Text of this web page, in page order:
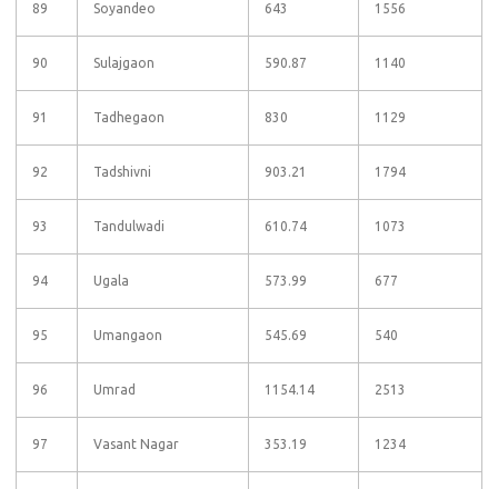
89 Soyandeo 643 1556
90 Sulajgaon 590.87 1140
91 Tadhegaon 830 1129
92 Tadshivni 903.21 1794
93 Tandulwadi 610.74 1073
94 Ugala 573.99 677
95 Umangaon 545.69 540
96 Umrad 1154.14 2513
97 Vasant Nagar 353.19 1234